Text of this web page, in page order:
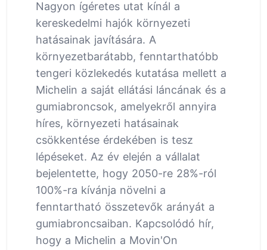
Nagyon ígéretes utat kínál a
kereskedelmi hajók környezeti
hatásainak javítására. A
környezetbarátabb, fenntarthatóbb
tengeri közlekedés kutatása mellett a
Michelin a saját ellátási láncának és a
gumiabroncsok, amelyekről annyira
híres, környezeti hatásainak
csökkentése érdekében is tesz
lépéseket. Az év elején a vállalat
bejelentette, hogy 2050-re 28%-ról
100%-ra kívánja növelni a
fenntartható összetevők arányát a
gumiabroncsaiban. Kapcsolódó hír,
hogy a Michelin a Movin'On